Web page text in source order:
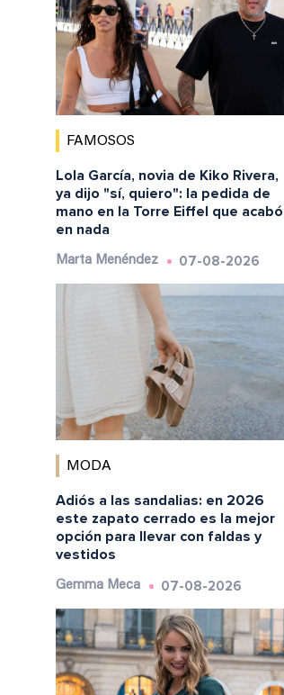
FAMOSOS
Lola García, novia de Kiko Rivera,
ya dijo "sí, quiero": la pedida de
mano en la Torre Eiffel que acabó
en nada
Marta Menéndez 07-08-2026
MODA
Adiós a las sandalias: en 2026
este zapato cerrado es la mejor
opción para llevar con faldas y
vestidos
Gemma Meca 07-08-2026